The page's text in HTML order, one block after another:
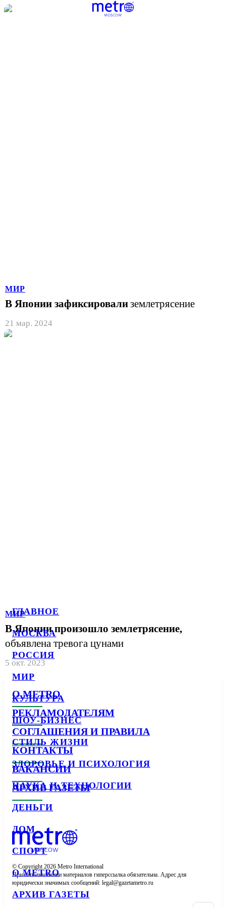
ГЛАВНОЕ
МОСКВА
РОССИЯ
МИР
КУЛЬТУРА
ШОУ-БИЗНЕС
СТИЛЬ ЖИЗНИ
ЗДОРОВЬЕ И ПСИХОЛОГИЯ
НАУКА И ТЕХНОЛОГИИ
ДЕНЬГИ
ДОМ
СПОРТ
О METRO
АРХИВ ГАЗЕТЫ
МИР
В Японии зафиксировализемлетрясение
21 мар. 2024
МИР
В Японии произошло землетрясение,
объявлена тревога цунами
5 окт. 2023
О METRO
РЕКЛАМОДАТЕЛЯМ
СОГЛАШЕНИЯ И ПРАВИЛА
КОНТАКТЫ
ВАКАНСИИ
АРХИВ ГАЗЕТЫ
© Copyright 2026 Metro International
При использовании материалов гиперссылка обязательна. Адрес для
юридически значимых сообщений: